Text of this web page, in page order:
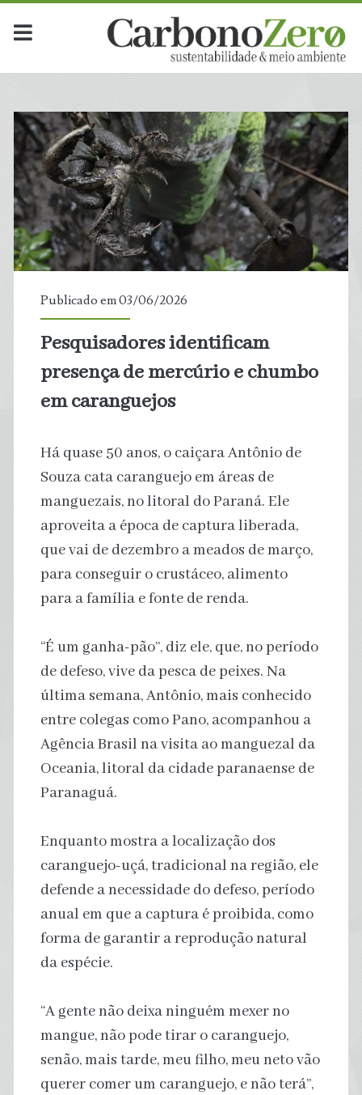
Publicado em 03/06/2026
Pesquisadores identificam
presença de mercúrio e chumbo
em caranguejos
Há quase 50 anos, o caiçara Antônio de
Souza cata caranguejo em áreas de
manguezais, no litoral do Paraná. Ele
aproveita a época de captura liberada,
que vai de dezembro a meados de março,
para conseguir o crustáceo, alimento
para a família e fonte de renda.
“É um ganha-pão”, diz ele, que, no período
de defeso, vive da pesca de peixes. Na
última semana, Antônio, mais conhecido
entre colegas como Pano, acompanhou a
Agência Brasil na visita ao manguezal da
Oceania, litoral da cidade paranaense de
Paranaguá.
Enquanto mostra a localização dos
caranguejo-uçá, tradicional na região, ele
defende a necessidade do defeso, período
anual em que a captura é proibida, como
forma de garantir a reprodução natural
da espécie.
“A gente não deixa ninguém mexer no
mangue, não pode tirar o caranguejo,
senão, mais tarde, meu filho, meu neto vão
querer comer um caranguejo, e não terá”,